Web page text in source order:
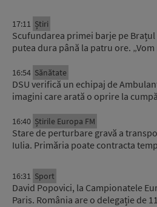
17:11 Știri
Scufundarea primei barje pe
putea dura până la patru ore.
16:54 Sănătate
DSU verifică un echipaj de
imagini care arată o oprire la
16:40 Știrile Europa FM
Stare de perturbare gravă a
Iulia. Primăria poate contracta
16:31 Sport
David Popovici, la Campionatele
Paris. România are o delegație de